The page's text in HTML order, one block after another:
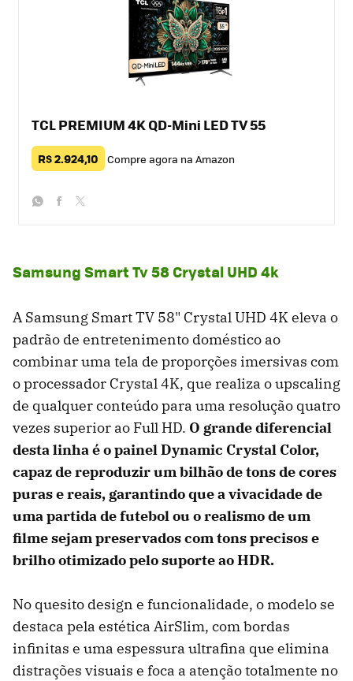
TCL PREMIUM 4K QD-Mini LED TV 55
R$ 2.924,10 Compre agora na Amazon
Samsung Smart Tv 58 Crystal UHD 4k
A Samsung Smart TV 58" Crystal UHD 4K eleva o
padrão de entretenimento doméstico ao
combinar uma tela de proporções imersivas com
o processador Crystal 4K, que realiza o upscaling
de qualquer conteúdo para uma resolução quatro
vezes superior ao Full HD. O grande diferencial
desta linha é o painel Dynamic Crystal Color,
capaz de reproduzir um bilhão de tons de cores
puras e reais, garantindo que a vivacidade de
uma partida de futebol ou o realismo de um
filme sejam preservados com tons precisos e
brilho otimizado pelo suporte ao HDR.
No quesito design e funcionalidade, o modelo se
destaca pela estética AirSlim, com bordas
infinitas e uma espessura ultrafina que elimina
distrações visuais e foca a atenção totalmente no